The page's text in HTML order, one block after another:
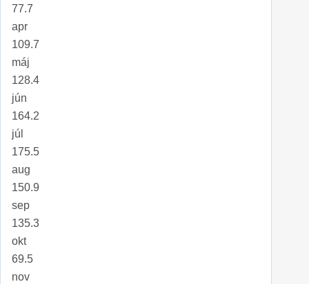
77.7
apr
109.7
máj
128.4
jún
164.2
júl
175.5
aug
150.9
sep
135.3
okt
69.5
nov